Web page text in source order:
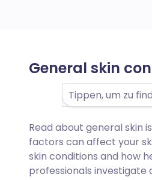
General skin
Read about general skin
factors can affect your
skin conditions and how
professionals investigate